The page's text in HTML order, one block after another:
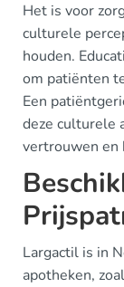
Het is voor
culturele
houden.
om patiënten
Een
deze culturele
vertrouwen en
Largactil is in
apotheken,